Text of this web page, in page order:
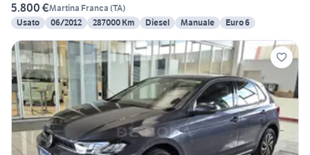
5.800 €Martina Franca (TA)
Usato
06/2012 287000 Km Diesel Manuale Euro 6